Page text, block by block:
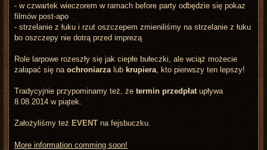
- w czwartek wieczorem w ramach before party odbędzie się pokaz
filmów post-apo
- strzelanie z łuku i rzut oszczepem zmieniliśmy na strzelanie z łuku
bo oszczepy nie dotrą przed imprezą
Role larpowe rozeszły się jak ciepłe bułeczki, ale wciąż możecie
załapać się naochroniarza lub krupiera , kto pierwszy ten lepszy!
Tradycyjnie przypominamy też, żetermin przedpłatupływa
8.08.2014 w piątek.
Założyliśmy też EVENT na fejsbuczku.
More information comming soon!